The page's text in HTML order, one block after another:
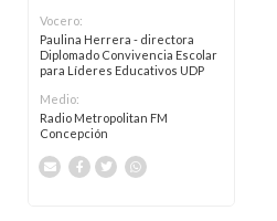
Vocero:
Paulina Herrera - directora
Diplomado Convivencia Escolar
para Líderes Educativos UDP
Medio:
Radio Metropolitan FM
Concepción